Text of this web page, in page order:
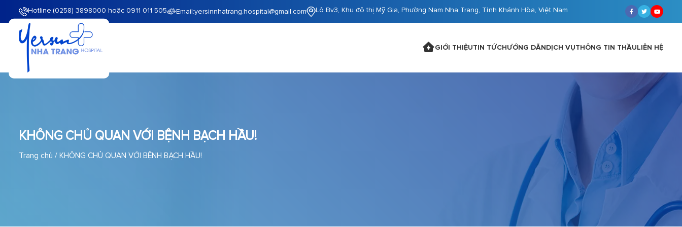
Hotline:(0258) 3898000 hoặc 0911 011 505 Email:yersinnhatrang.hospital@gmail.com Lô Bv3, Khu đô thị Mỹ Gia, Phường Nam Nha Trang, Tỉnh Khánh Hòa, Việt Nam
GIỚI THIỆUTIN TỨCHƯỚNG DẪNDỊCH VỤTHÔNG TIN THẦULIÊN HỆ
KHÔNG CHỦ QUAN VỚI BỆNH BẠCH HẦU!
Trang chủ / KHÔNG CHỦ QUAN VỚI BỆNH BẠCH HẦU!